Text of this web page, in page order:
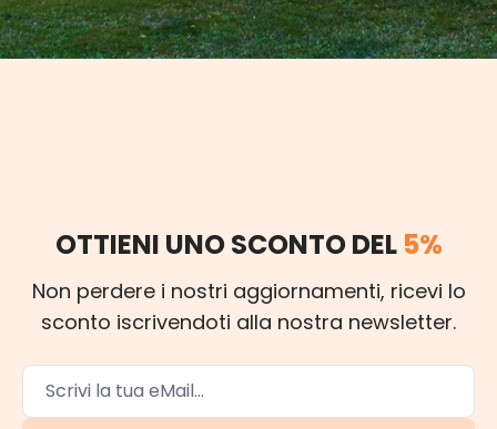
OTTIENI UNO SCONTO DEL 5%
Non perdere i nostri aggiornamenti, ricevi lo
sconto iscrivendoti alla nostra newsletter.